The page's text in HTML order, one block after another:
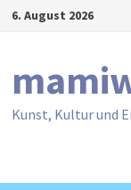
Zum6. August 2026
Kunst, Kultur und